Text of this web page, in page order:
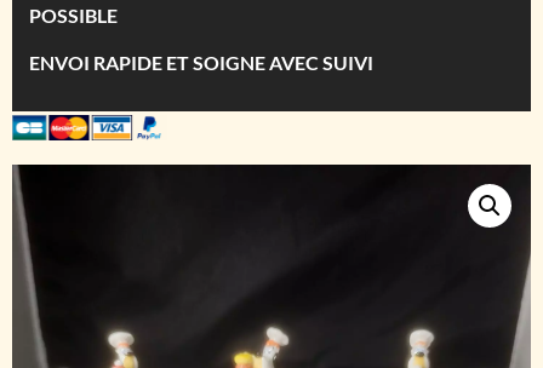
POSSIBLE
ENVOI RAPIDE ET SOIGNE AVEC SUIVI